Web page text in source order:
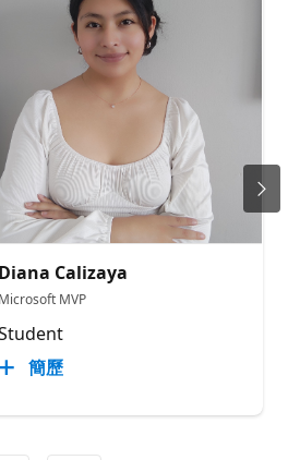
Diana Calizaya
Microsoft MVP
簡歷